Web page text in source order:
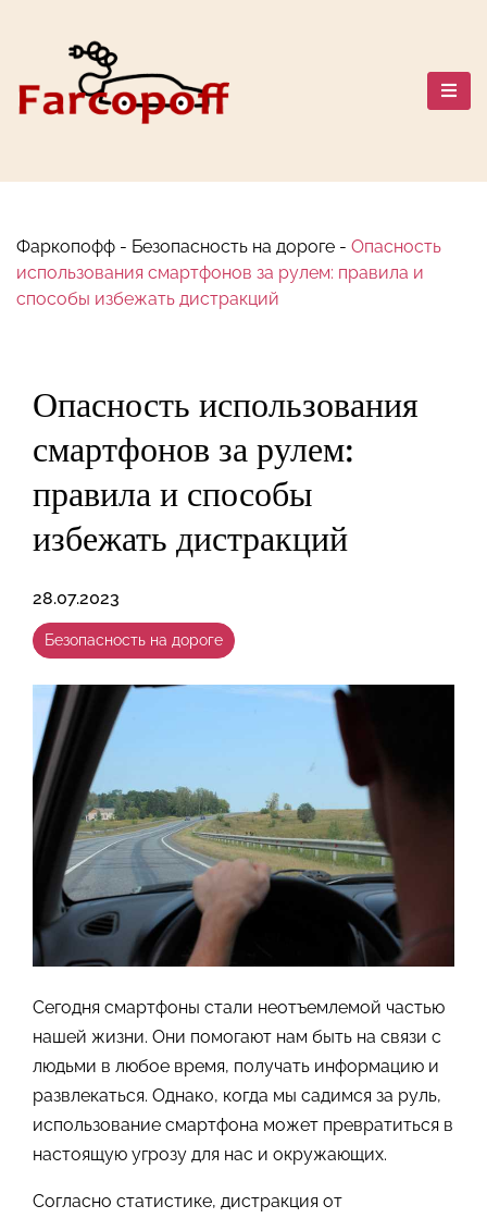
содержанию
Автомобильный мир: Марки,
Безопасность
Фаркопофф - Безопасность на дороге - Опасность
использования смартфонов за рулем: правила и
способы избежать дистракций
Опасность использования
смартфонов за рулем:
правила и способы
избежать дистракций
28.07.2023
Безопасность на дороге
Сегодня смартфоны стали неотъемлемой частью
нашей жизни. Они помогают нам быть на связи с
людьми в любое время, получать информацию и
развлекаться. Однако, когда мы садимся за руль,
использование смартфона может превратиться в
настоящую угрозу для нас и окружающих.
Согласно статистике, дистракция от